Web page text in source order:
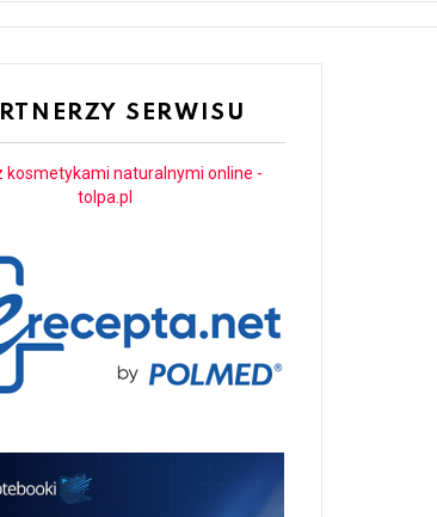
SERWISU
kosmetykami naturalnymi online -
tolpa.pl